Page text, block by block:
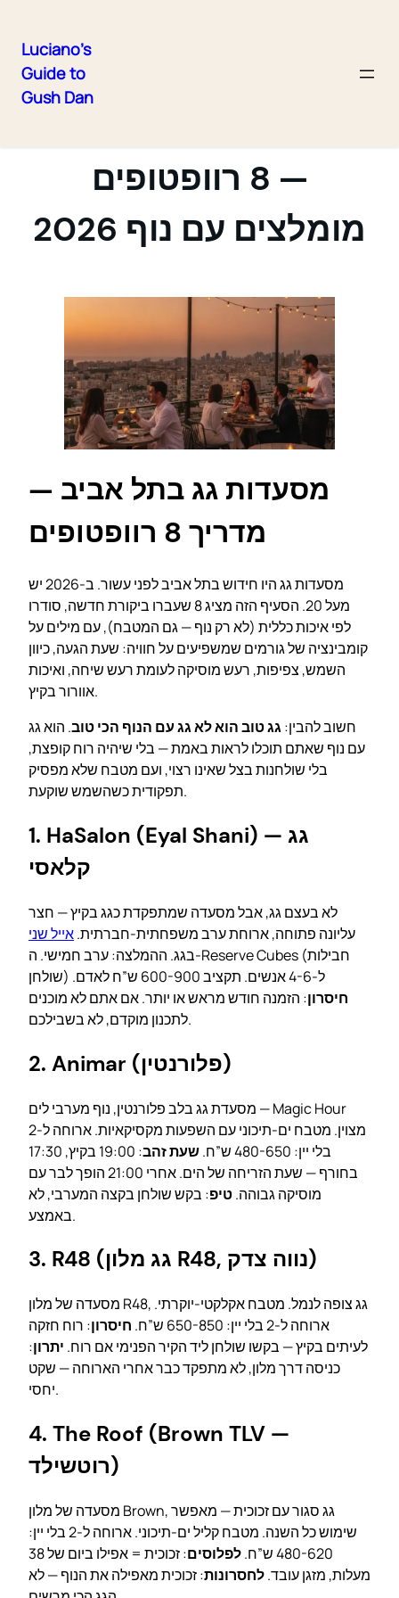
Skip
Luciano's
Guide to
Gush Dan
— 8 רוופטופים
מומלצים עם נוף 2026
מסעדות גג בתל אביב —
מדריך 8 רוופטופים
מסעדות גג היו חידוש בתל אביב לפני עשור. ב-2026 יש
מעל 20. הסעיף הזה מציג 8 שעברו ביקורת חדשה, סודרו
לפי איכות כללית (לא רק נוף — גם המטבח), עם מילים על
קומבינציה של גורמים שמשפיעים על חוויה: שעת הגעה, כיוון
השמש, צפיפות, רעש מוסיקה לעומת רעש שיחה, ואיכות
אוורור בקיץ.
חשוב להבין:גג טוב הוא לא גג עם הנוף הכי טוב. הוא גג
עם נוף שאתם תוכלו לראות באמת — בלי שיהיה רוח קופצת,
בלי שולחנות בצל שאינו רצוי, ועם מטבח שלא מפסיק
תפקודית כשהשמש שוקעת.
1. HaSalon (Eyal Shani) — גג
קלאסי
לא בעצם גג, אבל מסעדה שמתפקדת כגג בקיץ — חצר
עליונה פתוחה, ארוחת ערב משפחתית-חברתית.אייל שני
בגג. ההמלצה: ערב חמישי. ה-Reserve Cubes (חבילות
שולחן) ל-4-6 אנשים. תקציב 600-900 ש”ח לאדם.
חיסרון: הזמנה חודש מראש או יותר. אם אתם לא מוכנים
לתכנון מוקדם, לא בשבילכם.
2. Animar (פלורנטין)
מסעדת גג בלב פלורנטין, נוף מערבי לים — Magic Hour
מצוין. מטבח ים-תיכוני עם השפעות מקסיקאיות. ארוחה ל-2
בלי יין: 480-650 ש”ח.
שעת זהב
: 19:00 בקיץ, 17:30
בחורף — שעת הזריחה של הים. אחרי 21:00 הופך לבר עם
מוסיקה גבוהה.טיפ: בקש שולחן בקצה המערבי, לא
באמצע.
3. R48 (גג מלון R48, נווה צדק)
מסעדה של מלון R48, גג צופה לנמל. מטבח אקלקטי-יוקרתי.
ארוחה ל-2 בלי יין: 650-850 ש”ח.
חיסרון: רוח חזקה
לעיתים בקיץ — בקשו שולחן ליד הקיר הפנימי אם רוח. יתרון:
כניסה דרך מלון, לא מתפקד כבר אחרי הארוחה — שקט
יחסי.
4. The Roof (Brown TLV —
רוטשילד)
מסעדה של מלון Brown, גג סגור עם זכוכית — מאפשר
שימוש כל השנה. מטבח קליל ים-תיכוני. ארוחה ל-2 בלי יין:
480-620 ש”ח.
לפלוסים
: זכוכית = אפילו ביום של 38
מעלות, מזגן עובד.לחסרונות: זכוכית מאפילה את הנוף — לא